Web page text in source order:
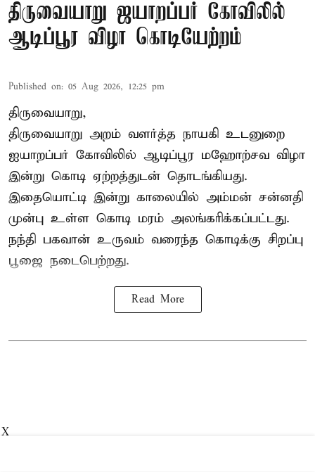
திருவையாறு ஜயாறப்பர் கோவிலில்
ஆடிப்பூர விழா கொடியேற்றம்
Published on: 05 Aug 2026, 12:25 pm
திருவையாறு,
திருவையாறு அறம் வளர்த்த நாயகி உடனுறை
ஐயாறப்பர் கோவிலில் ஆடிப்பூர மஹோற்சவ விழா
இன்று கொடி ஏற்றத்துடன் தொடங்கியது.
இதையொட்டி இன்று காலையில் அம்மன் சன்னதி
முன்பு உள்ள கொடி மரம் அலங்கரிக்கப்பட்டது.
நந்தி பகவான் உருவம் வரைந்த கொடிக்கு சிறப்பு
பூஜை நடைபெற்றது.
Read More
X